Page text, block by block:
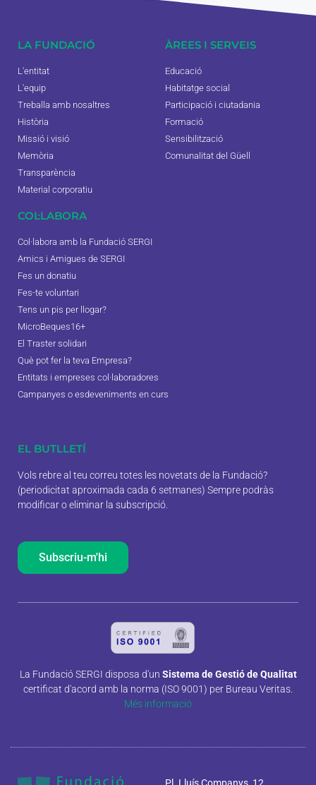
LA FUNDACIÓ
L'entitat
L'equip
Treballa amb nosaltres
Història
Missió i visió
Memòria
Transparència
Material corporatiu
ÀREES I SERVEIS
Educació
Habitatge social
Participació i ciutadania
Formació
Sensibilització
Comunalitat del Güell
COL·LABORA
Col·labora amb la Fundació SERGI
Amics i Amigues de SERGI
Fes un donatiu
Fes-te voluntari
Tens un pis per llogar?
MicroBeques16+
El Traster solidari
Què pot fer la teva Empresa?
Entitats i empreses col·laboradores
Campanyes o esdeveniments en curs
EL BUTLLETÍ
Vols rebre al teu correu totes les novetats de la Fundació?
(periodicitat aproximada cada 6 setmanes) Sempre podràs
modificar o eliminar la subscripció.
Subscriu-m'hi
La Fundació SERGI disposa d'un Sistema de Gestió de Qualitat
certificat d'acord amb la norma (ISO 9001) per Bureau Veritas.
Més informació